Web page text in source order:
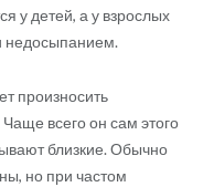
у детей, а у взрослых
недосыпанием.
произносить
всего он сам этого
близкие. Обычно
но при частом